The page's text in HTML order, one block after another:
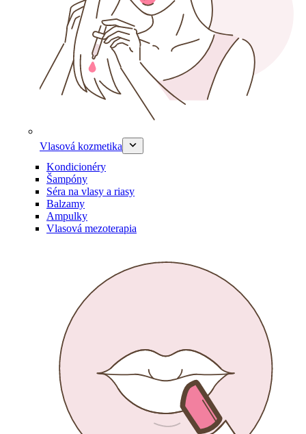
Vlasová kozmetika
Kondicionéry
Šampóny
Séra na vlasy a riasy
Balzamy
Ampulky
Vlasová mezoterapia